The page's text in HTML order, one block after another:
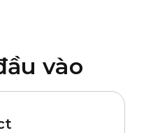
vào